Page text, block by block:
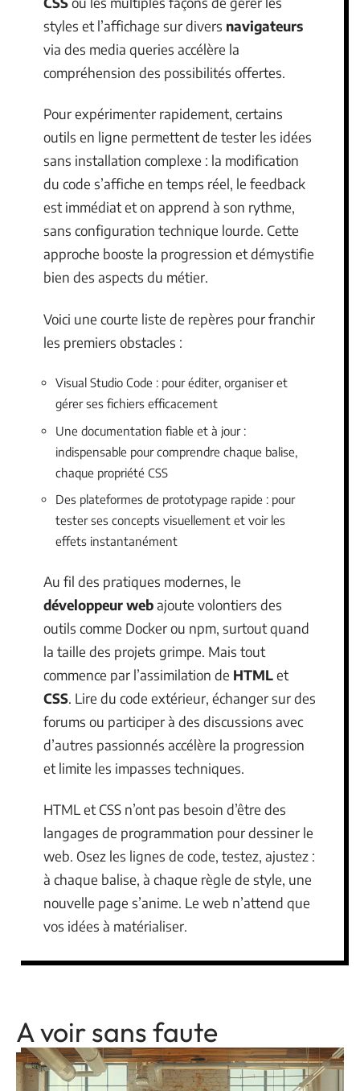
styles et l’affichage sur divers navigateurs
via des media queries accélère la
compréhension des possibilités offertes.
Pour expérimenter rapidement, certains
outils en ligne permettent de tester les idées
sans installation complexe : la modification
du code s’affiche en temps réel, le feedback
est immédiat et on apprend à son rythme,
sans configuration technique lourde. Cette
approche booste la progression et démystifie
bien des aspects du métier.
Voici une courte liste de repères pour franchir
les premiers obstacles :
Visual Studio Code : pour éditer, organiser et
gérer ses fichiers efficacement
Une documentation fiable et à jour :
indispensable pour comprendre chaque balise,
chaque propriété CSS
Des plateformes de prototypage rapide : pour
tester ses concepts visuellement et voir les
effets instantanément
Au fil des pratiques modernes, le
développeur webajoute volontiers des
outils comme Docker ou npm, surtout quand
la taille des projets grimpe. Mais tout
commence par l’assimilation de HTMLet
CSS. Lire du code extérieur, échanger sur des
forums ou participer à des discussions avec
d’autres passionnés accélère la progression
et limite les impasses techniques.
HTML et CSS n’ont pas besoin d’être des
langages de programmation pour dessiner le
web. Osez les lignes de code, testez, ajustez :
à chaque balise, à chaque règle de style, une
nouvelle page s’anime. Le web n’attend que
vos idées à matérialiser.
A voir sans faute